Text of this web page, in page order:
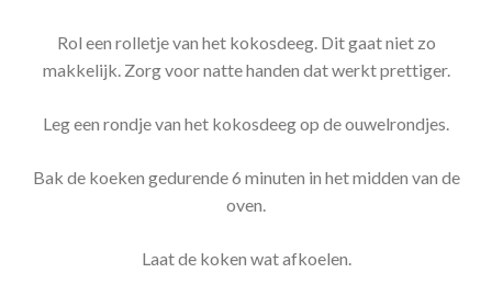
Rol een rolletje van het kokosdeeg. Dit gaat niet zo
makkelijk. Zorg voor natte handen dat werkt prettiger.
Leg een rondje van het kokosdeeg op de ouwelrondjes.
Bak de koeken gedurende 6 minuten in het midden van de
oven.
Laat de koken wat afkoelen.